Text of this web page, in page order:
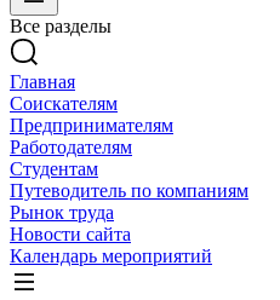
Все разделы
Главная
Соискателям
Предпринимателям
Работодателям
Студентам
Путеводитель по компаниям
Рынок труда
Новости сайта
Календарь мероприятий